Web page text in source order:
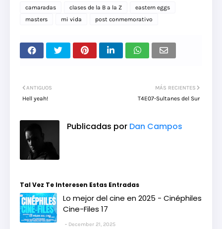
camaradas clases de la B a la Z
eastern eggs
masters
mi vida post conmemorativo
MÁS RECIENTES
T4E07-Sultanes del Sur
ANTIGUOS
Hell yeah!
Publicadas por Dan Campos
Tal Vez Te Interesen Estas Entradas
Lo mejor del cine en 2025 - Cinéphiles
Cine-Files 17
December 21, 2025